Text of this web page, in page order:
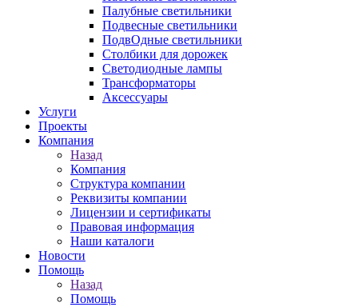
Палубные светильники
Подвесные светильники
ПодвОдные светильники
Столбики для дорожек
Светодиодные лампы
Трансформаторы
Аксессуары
Услуги
Проекты
Компания
Назад
Компания
Структура компании
Реквизиты компании
Лицензии и сертификаты
Правовая информация
Наши каталоги
Новости
Помощь
Назад
Помощь